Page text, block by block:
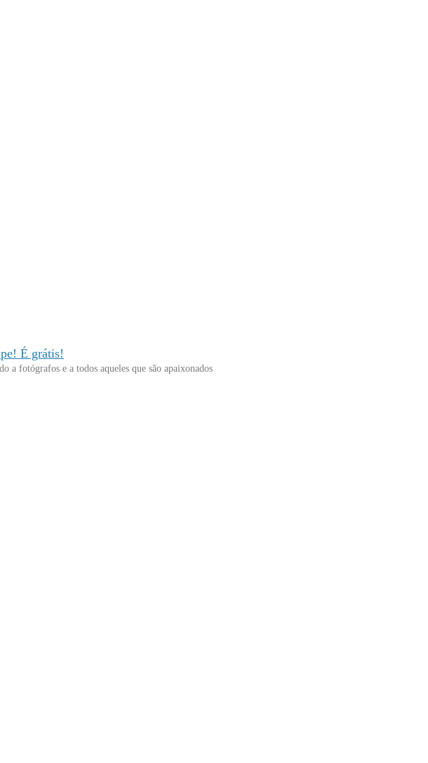
É grátis!
a fotógrafos e a todos aqueles que são apaixonados